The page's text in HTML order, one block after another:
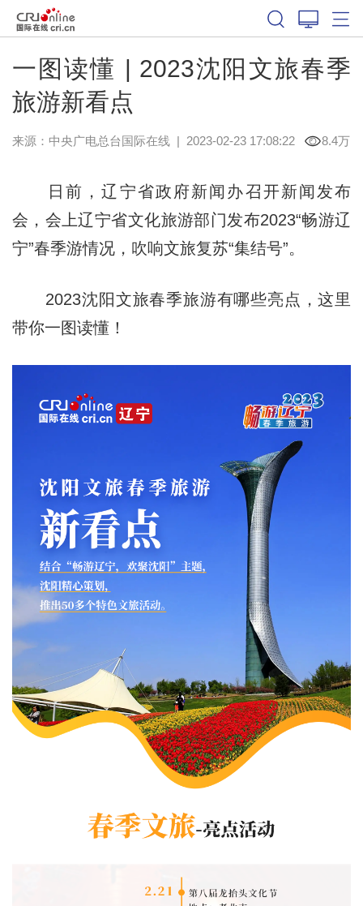
一图读懂 | 2023沈阳文旅春季
旅游新看点
来源：中央广电总台国际在线| 2023-02-23 17:08:22 8.4万
日前，辽宁省政府新闻办召开新闻发布
会，会上辽宁省文化旅游部门发布2023“畅游辽
宁”春季游情况，吹响文旅复苏“集结号”。
2023沈阳文旅春季旅游有哪些亮点，这里
带你一图读懂！